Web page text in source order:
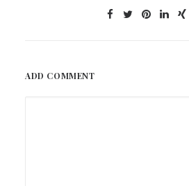
ADD COMMENT